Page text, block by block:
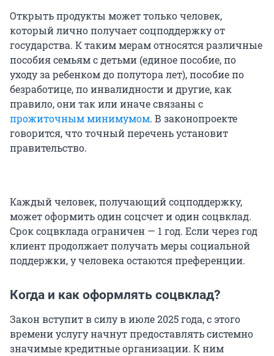
Открыть продукты может только человек,
который лично получает соцподдержку от
государства. К таким мерам относятся различные
пособия семьям с детьми (единое пособие, по
уходу за ребенком до полутора лет), пособие по
безработице, по инвалидности и другие, как
правило, они так или иначе связаны с
прожиточным минимумом. В законопроекте
говорится, что точный перечень установит
правительство.
Каждый человек, получающий соцподдержку,
может оформить один соцсчет и один соцвклад.
Срок соцвклада ограничен — 1 год. Если через год
клиент продолжает получать меры социальной
поддержки, у человека остаются преференции.
Когда и как оформлять соцвклад?
Закон вступит в силу в июле 2025 года, с этого
времени услугу начнут предоставлять системно
значимые кредитные организации. К ним